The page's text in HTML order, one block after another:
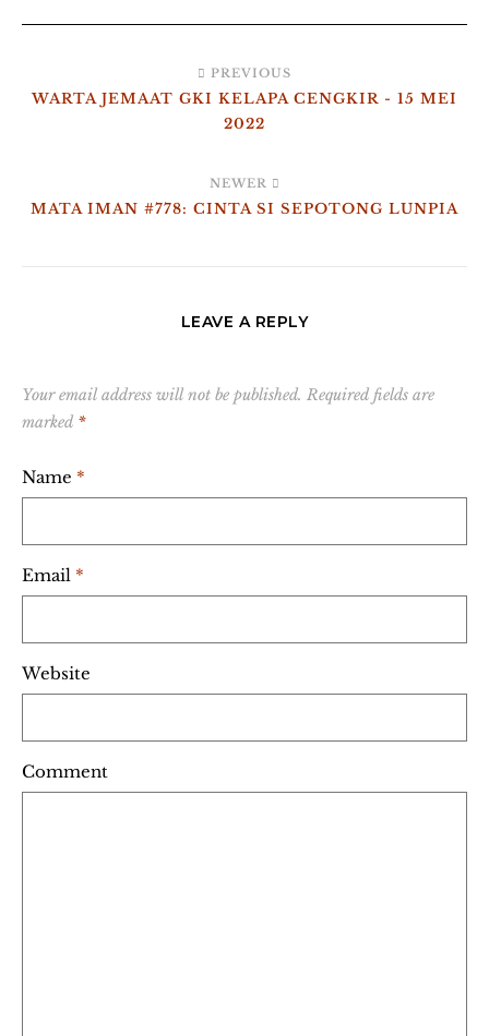
PREVIOUS
WARTA JEMAAT GKI KELAPA CENGKIR - 15 MEI
2022
NEWER
MATA IMAN #778: CINTA SI SEPOTONG LUNPIA
LEAVE A REPLY
Your email address will not be published. Required fields are
marked *
Name *
Email *
Website
Comment